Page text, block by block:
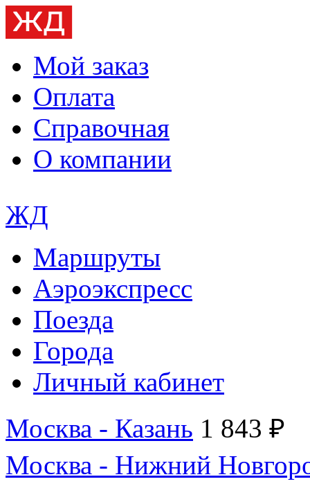
Мой заказ
Оплата
Справочная
О компании
ЖД
Маршруты
Аэроэкспресс
Поезда
Города
Личный кабинет
Москва - Казань 1 843 ₽
Москва - Нижний